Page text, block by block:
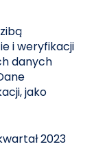
i weryfikacji
danych
jako
2023